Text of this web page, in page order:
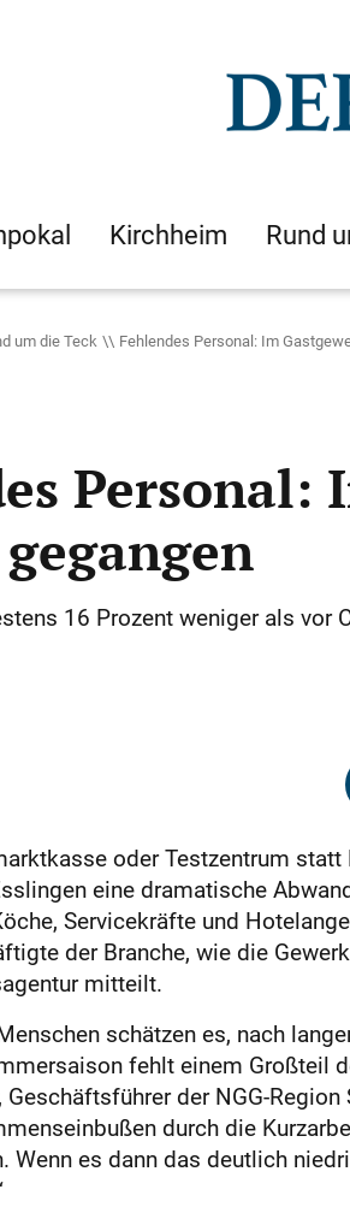
Kirchheim Rund
um die Teck Fehlendes Personal: Im
Personal:
16 Prozent weniger als vor
oder Testzentrum
eine dramatische
Servicekräfte und
der Branche, wie die
mitteilt.
schätzen es, nach
fehlt einem Großteil
Geschäftsführer der NGG-
durch die
Wenn es dann das deutlich